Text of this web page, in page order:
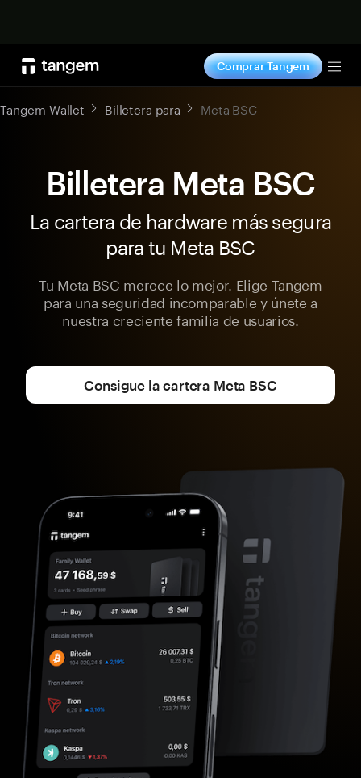
Comprar Tangem
Tangem Wallet Billetera para Meta BSC
Billetera Meta BSC
La cartera de hardware más segura
para tu Meta BSC
Tu Meta BSC merece lo mejor. Elige Tangem
para una seguridad incomparable y únete a
nuestra creciente familia de usuarios.
Consigue la cartera Meta BSC